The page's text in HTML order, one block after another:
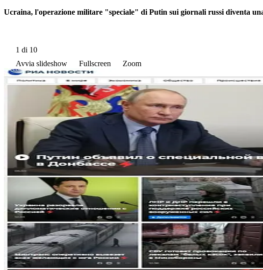
Ucraina, l'operazione militare "speciale" di Putin sui giornali russi diventa
1 di 10
Avvia slideshow
Fullscreen Zoom